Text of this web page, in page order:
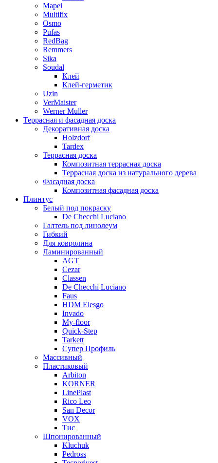
Mapei
Multifix
Osmo
Pufas
RedBag
Remmers
Sika
Soudal
Клей
Клей-герметик
Uzin
VerMaister
Werner Muller
Террасная и фасадная доска
Декоративная доска
Holzdorf
Tardex
Террасная доска
Композитная террасная доска
Террасная доска из натурального дерева
Фасадная доска
Композитная фасадная доска
Плинтус
Белый под покраску
De Checchi Luciano
Галтель под линолеум
Гибкий
Для ковролина
Ламинированный
AGT
Cezar
Classen
De Checchi Luciano
Faus
HDM Elesgo
Invado
My-floor
Quick-Step
Tarkett
Супер Профиль
Массивный
Пластиковый
Arbiton
KORNER
LinePlast
Rico Leo
San Decor
VOX
Тис
Шпонированный
Kluchuk
Pedross